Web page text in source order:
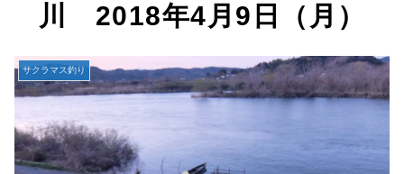
川 2018年4月9日（月）
サクラマス釣り